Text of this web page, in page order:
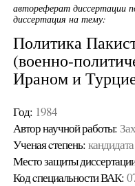
автореферат диссертации
диссертация на тему:
Политика
(военно-
Ираном и
Год: 1984
Автор научной работы:
Ученая cтепень:
Место защиты
Код cпециальности ВАК: